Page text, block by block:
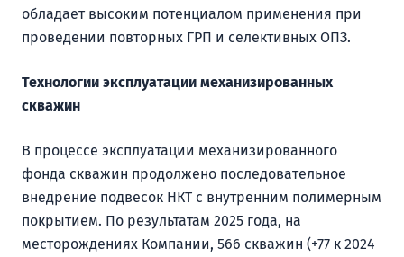
обладает высоким потенциалом применения при
проведении повторных ГРП и селективных ОПЗ.
Технологии эксплуатации механизированных
скважин
В процессе эксплуатации механизированного
фонда скважин продолжено последовательное
внедрение подвесок НКТ с внутренним полимерным
покрытием. По результатам 2025 года, на
месторождениях Компании, 566 скважин (+77 к 2024